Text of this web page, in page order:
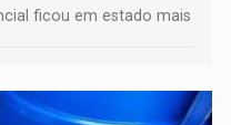
ficou em estado mais